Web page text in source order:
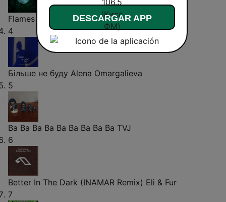
Flames (David Guetta Remix) David Guetta
4
Більше не буду Alena Omargalieva
5
Ba Ba Ba Ba Ba Ba Ba Ba Ba TVJ
6
Better In The Dark (INAMAR Remix) Eli & Fur
7
DESCARGAR APP